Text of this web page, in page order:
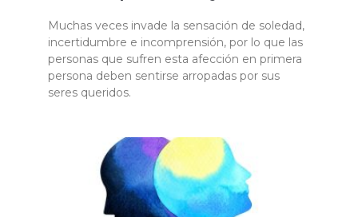
Muchas veces invade la sensación de soledad,
incertidumbre e incomprensión, por lo que las
personas que sufren esta afección en primera
persona deben sentirse arropadas por sus
seres queridos.